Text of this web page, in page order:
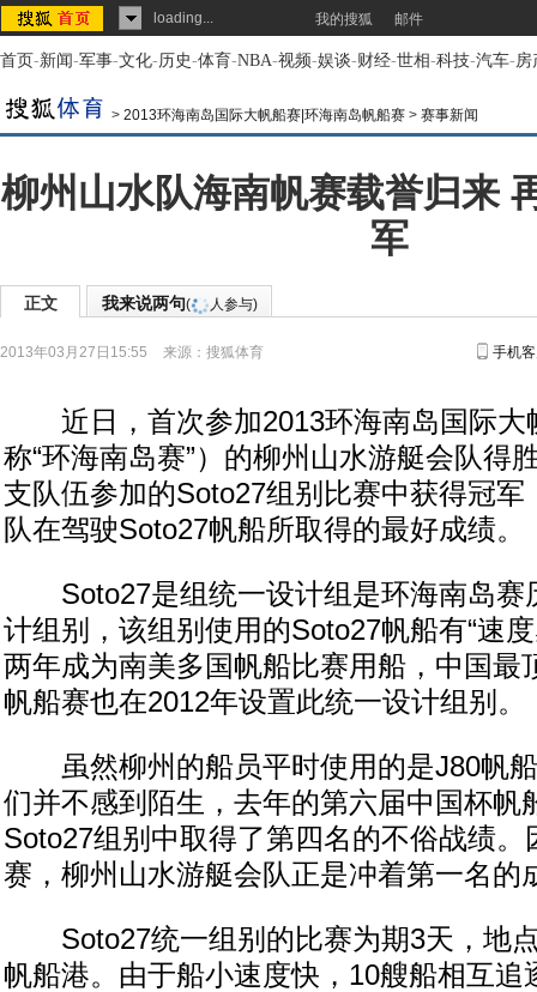
loading... 我的搜狐 邮件
首页-新闻-军事-文化-历史-体育-NBA-视频-娱谈-财经-世相-科技-汽车-房
> 2013环海南岛国际大帆船赛|环海南岛帆船赛 > 赛事新闻
柳州山水队海南帆赛载誉归来
军
正文 我来说两句( 人参与)
2013年03月27日15:55 来源： 搜狐体育 手机
近日，首次参加2013环海南岛国际大
称“环海南岛赛”）的柳州山水游艇会队得
支队伍参加的Soto27组别比赛中获得冠军
队在驾驶Soto27帆船所取得的最好成绩。
Soto27是组统一设计组是环海南岛赛
计组别，该组别使用的Soto27帆船有“速
两年成为南美多国帆船比赛用船，中国最
帆船赛也在2012年设置此统一设计组别。
虽然柳州的船员平时使用的是J80帆船
们并不感到陌生，去年的第六届中国杯帆
Soto27组别中取得了第四名的不俗战绩。
赛，柳州山水游艇会队正是冲着第一名的
Soto27统一组别的比赛为期3天，地
帆船港。由于船小速度快，10艘船相互追